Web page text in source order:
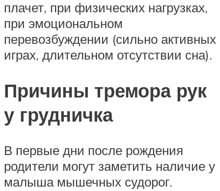
плачет, при физических нагрузках,
при эмоциональном
перевозбуждении (сильно активных
играх, длительном отсутствии сна).
Причины тремора рук
у грудничка
В первые дни после рождения
родители могут заметить наличие у
малыша мышечных судорог.